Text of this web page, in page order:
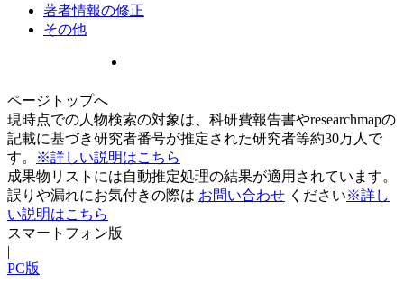
著者情報の修正
その他
ページトップへ
現時点での人物検索の対象は、科研費報告書やresearchmapの
記載に基づき研究者番号が推定された研究者等約30万人で
す。
※詳しい説明はこちら
成果物リストには自動推定処理の結果が適用されています。
誤りや漏れにお気付きの際は お問い合わせ ください※詳し
い説明はこちら
スマートフォン版
|
PC版